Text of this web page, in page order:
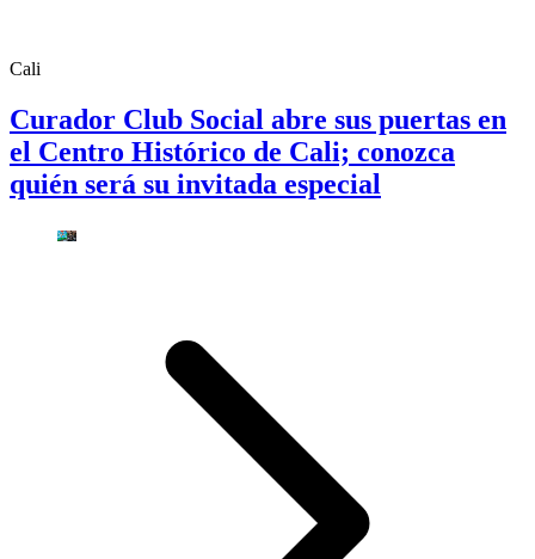
Cali
Curador Club Social abre sus puertas en
el Centro Histórico de Cali; conozca
quién será su invitada especial